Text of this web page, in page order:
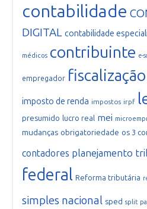
contabilidade
DIGITAL contabilidade
médicos contribuinte e-
empregador fiscalização
imposto de renda impostos irpf
presumido lucro real mei
mudanças obrigatoriedade os 3
contadores planejamento
federal Reforma tributária
simples nacional sped split